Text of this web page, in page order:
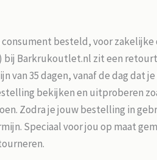
consument besteld, voor
bij Barkrukoutlet.nl zit een
van 35 dagen, vanaf de dag dat
bekijken en uitproberen
Zodra je jouw bestelling in
Speciaal voor jou op maat